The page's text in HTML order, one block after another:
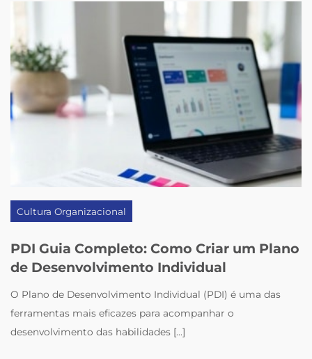
Cultura Organizacional
PDI Guia Completo: Como Criar um Plano
de Desenvolvimento Individual
O Plano de Desenvolvimento Individual (PDI) é uma das
ferramentas mais eficazes para acompanhar o
desenvolvimento das habilidades [...]